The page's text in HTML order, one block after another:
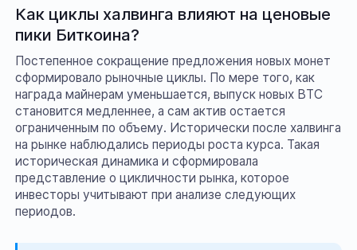
Как циклы халвинга влияют на ценовые
пики Биткоина?
Постепенное сокращение предложения новых монет
сформировало рыночные циклы. По мере того, как
награда майнерам уменьшается, выпуск новых BTC
становится медленнее, а сам актив остается
ограниченным по объему. Исторически после халвинга
на рынке наблюдались периоды роста курса. Такая
историческая динамика и сформировала
представление о цикличности рынка, которое
инвесторы учитывают при анализе следующих
периодов.